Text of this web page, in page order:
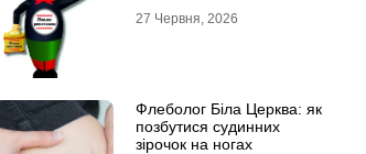
витрати
27 Червня, 2026
Флеболог Біла Церква: як
позбутися судинних
зірочок на ногах